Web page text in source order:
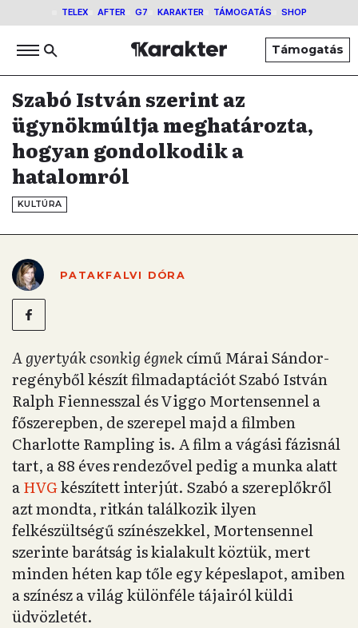
TELEX AFTER G7 KARAKTER TÁMOGATÁS SHOP
Támogatás
Szabó István szerint az
ügynökmúltja meghatározta,
hogyan gondolkodik a
hatalomról
KULTÚRA
PATAKFALVI DÓRA
A gyertyák csonkig égnekcímű Márai Sándor-
regényből készít filmadaptációt Szabó István
Ralph Fiennesszal és Viggo Mortensennel a
főszerepben, de szerepel majd a filmben
Charlotte Rampling is. A film a vágási fázisnál
tart, a 88 éves rendezővel pedig a munka alatt
aHVGkészített interjút. Szabó a szereplőkről
azt mondta, ritkán találkozik ilyen
felkészültségű színészekkel, Mortensennel
szerinte barátság is kialakult köztük, mert
minden héten kap tőle egy képeslapot, amiben
a színész a világ különféle tájairól küldi
üdvözletét.